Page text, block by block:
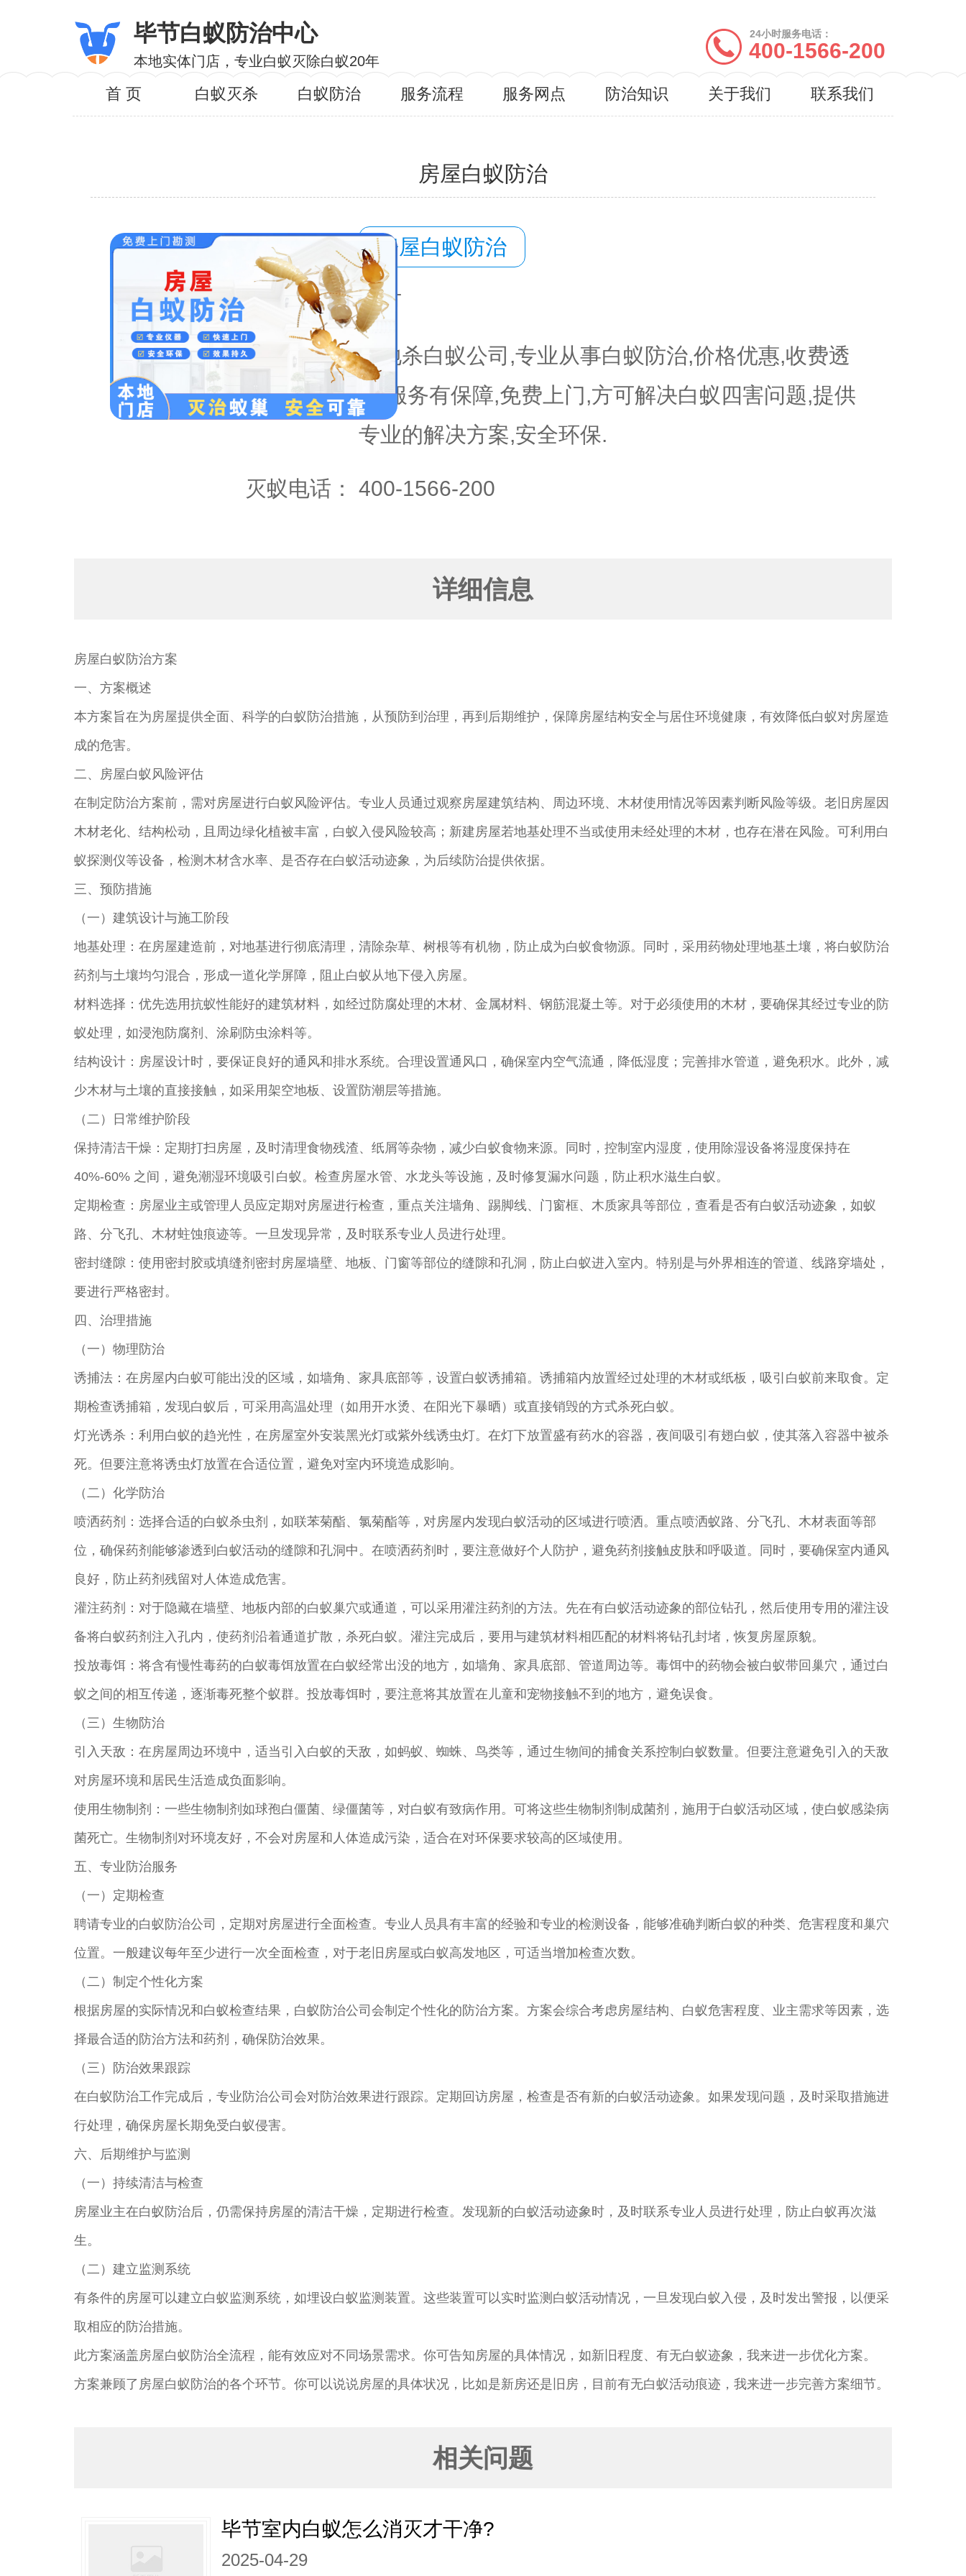
毕节白蚁防治中心
本地实体门店，专业白蚁灭除白蚁20年
24小时服务电话：
400-1566-200
首 页 白蚁灭杀 白蚁防治 服务流程 服务网点 防治知识 关于我们 联系我们
房屋白蚁防治
服务内容： 房屋白蚁防治
服务区域： 毕节
内容：
本地杀白蚁公司,专业从事白蚁防治,价格优惠,收费透
明,服务有保障,免费上门,方可解决白蚁四害问题,提供
专业的解决方案,安全环保.
灭蚁电话： 400-1566-200
详细信息
房屋白蚁防治方案
一、方案概述
本方案旨在为房屋提供全面、科学的白蚁防治措施，从预防到治理，再到后期维护，保障房屋结构安全与居住环境健康，有效降低白蚁对房屋造
成的危害。
二、房屋白蚁风险评估
在制定防治方案前，需对房屋进行白蚁风险评估。专业人员通过观察房屋建筑结构、周边环境、木材使用情况等因素判断风险等级。老旧房屋因
木材老化、结构松动，且周边绿化植被丰富，白蚁入侵风险较高；新建房屋若地基处理不当或使用未经处理的木材，也存在潜在风险。可利用白
蚁探测仪等设备，检测木材含水率、是否存在白蚁活动迹象，为后续防治提供依据。
三、预防措施
（一）建筑设计与施工阶段
地基处理：在房屋建造前，对地基进行彻底清理，清除杂草、树根等有机物，防止成为白蚁食物源。同时，采用药物处理地基土壤，将白蚁防治
药剂与土壤均匀混合，形成一道化学屏障，阻止白蚁从地下侵入房屋。
材料选择：优先选用抗蚁性能好的建筑材料，如经过防腐处理的木材、金属材料、钢筋混凝土等。对于必须使用的木材，要确保其经过专业的防
蚁处理，如浸泡防腐剂、涂刷防虫涂料等。
结构设计：房屋设计时，要保证良好的通风和排水系统。合理设置通风口，确保室内空气流通，降低湿度；完善排水管道，避免积水。此外，减
少木材与土壤的直接接触，如采用架空地板、设置防潮层等措施。
（二）日常维护阶段
保持清洁干燥：定期打扫房屋，及时清理食物残渣、纸屑等杂物，减少白蚁食物来源。同时，控制室内湿度，使用除湿设备将湿度保持在
40%-60% 之间，避免潮湿环境吸引白蚁。检查房屋水管、水龙头等设施，及时修复漏水问题，防止积水滋生白蚁。
定期检查：房屋业主或管理人员应定期对房屋进行检查，重点关注墙角、踢脚线、门窗框、木质家具等部位，查看是否有白蚁活动迹象，如蚁
路、分飞孔、木材蛀蚀痕迹等。一旦发现异常，及时联系专业人员进行处理。
密封缝隙：使用密封胶或填缝剂密封房屋墙壁、地板、门窗等部位的缝隙和孔洞，防止白蚁进入室内。特别是与外界相连的管道、线路穿墙处，
要进行严格密封。
四、治理措施
（一）物理防治
诱捕法：在房屋内白蚁可能出没的区域，如墙角、家具底部等，设置白蚁诱捕箱。诱捕箱内放置经过处理的木材或纸板，吸引白蚁前来取食。定
期检查诱捕箱，发现白蚁后，可采用高温处理（如用开水烫、在阳光下暴晒）或直接销毁的方式杀死白蚁。
灯光诱杀：利用白蚁的趋光性，在房屋室外安装黑光灯或紫外线诱虫灯。在灯下放置盛有药水的容器，夜间吸引有翅白蚁，使其落入容器中被杀
死。但要注意将诱虫灯放置在合适位置，避免对室内环境造成影响。
（二）化学防治
喷洒药剂：选择合适的白蚁杀虫剂，如联苯菊酯、氯菊酯等，对房屋内发现白蚁活动的区域进行喷洒。重点喷洒蚁路、分飞孔、木材表面等部
位，确保药剂能够渗透到白蚁活动的缝隙和孔洞中。在喷洒药剂时，要注意做好个人防护，避免药剂接触皮肤和呼吸道。同时，要确保室内通风
良好，防止药剂残留对人体造成危害。
灌注药剂：对于隐藏在墙壁、地板内部的白蚁巢穴或通道，可以采用灌注药剂的方法。先在有白蚁活动迹象的部位钻孔，然后使用专用的灌注设
备将白蚁药剂注入孔内，使药剂沿着通道扩散，杀死白蚁。灌注完成后，要用与建筑材料相匹配的材料将钻孔封堵，恢复房屋原貌。
投放毒饵：将含有慢性毒药的白蚁毒饵放置在白蚁经常出没的地方，如墙角、家具底部、管道周边等。毒饵中的药物会被白蚁带回巢穴，通过白
蚁之间的相互传递，逐渐毒死整个蚁群。投放毒饵时，要注意将其放置在儿童和宠物接触不到的地方，避免误食。
（三）生物防治
引入天敌：在房屋周边环境中，适当引入白蚁的天敌，如蚂蚁、蜘蛛、鸟类等，通过生物间的捕食关系控制白蚁数量。但要注意避免引入的天敌
对房屋环境和居民生活造成负面影响。
使用生物制剂：一些生物制剂如球孢白僵菌、绿僵菌等，对白蚁有致病作用。可将这些生物制剂制成菌剂，施用于白蚁活动区域，使白蚁感染病
菌死亡。生物制剂对环境友好，不会对房屋和人体造成污染，适合在对环保要求较高的区域使用。
五、专业防治服务
（一）定期检查
聘请专业的白蚁防治公司，定期对房屋进行全面检查。专业人员具有丰富的经验和专业的检测设备，能够准确判断白蚁的种类、危害程度和巢穴
位置。一般建议每年至少进行一次全面检查，对于老旧房屋或白蚁高发地区，可适当增加检查次数。
（二）制定个性化方案
根据房屋的实际情况和白蚁检查结果，白蚁防治公司会制定个性化的防治方案。方案会综合考虑房屋结构、白蚁危害程度、业主需求等因素，选
择最合适的防治方法和药剂，确保防治效果。
（三）防治效果跟踪
在白蚁防治工作完成后，专业防治公司会对防治效果进行跟踪。定期回访房屋，检查是否有新的白蚁活动迹象。如果发现问题，及时采取措施进
行处理，确保房屋长期免受白蚁侵害。
六、后期维护与监测
（一）持续清洁与检查
房屋业主在白蚁防治后，仍需保持房屋的清洁干燥，定期进行检查。发现新的白蚁活动迹象时，及时联系专业人员进行处理，防止白蚁再次滋
生。
（二）建立监测系统
有条件的房屋可以建立白蚁监测系统，如埋设白蚁监测装置。这些装置可以实时监测白蚁活动情况，一旦发现白蚁入侵，及时发出警报，以便采
取相应的防治措施。
此方案涵盖房屋白蚁防治全流程，能有效应对不同场景需求。你可告知房屋的具体情况，如新旧程度、有无白蚁迹象，我来进一步优化方案。
方案兼顾了房屋白蚁防治的各个环节。你可以说说房屋的具体状况，比如是新房还是旧房，目前有无白蚁活动痕迹，我来进一步完善方案细节。
相关问题
毕节室内白蚁怎么消灭才干净?
2025-04-29